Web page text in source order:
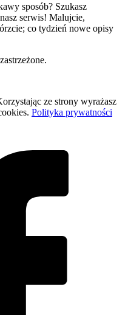
sposób? Szukasz
serwis! Malujcie,
co tydzień nowe opisy
ze strony wyrażasz
Polityka prywatności